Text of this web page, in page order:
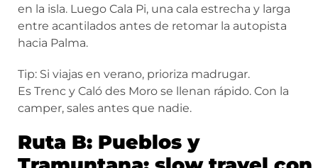
en la isla. Luego Cala Pi, una cala estrecha y larga
entre acantilados antes de retomar la autopista
hacia Palma.
Tip: Si viajas en verano, prioriza madrugar.
Es Trenc y Caló des Moro se llenan rápido. Con la
camper, sales antes que nadie.
Ruta B: Pueblos y